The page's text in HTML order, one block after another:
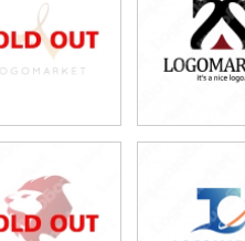
(税込54,780円) (税込54,780
49,800円
(税込54,780円)
49,800円
(税込54,780